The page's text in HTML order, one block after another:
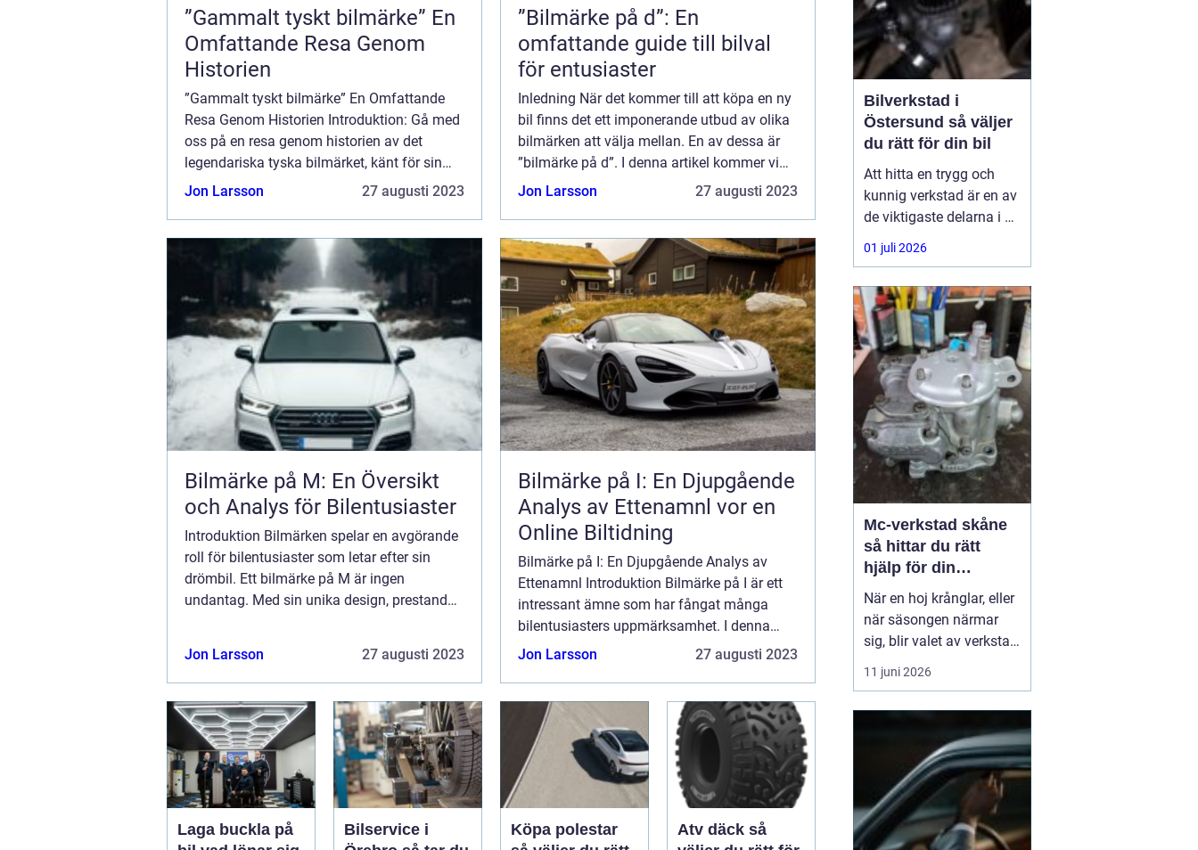
”Gammalt tyskt bilmärke” En
Omfattande Resa Genom
Historien
”Gammalt tyskt bilmärke” En Omfattande
Resa Genom Historien Introduktion: Gå med
oss på en resa genom historien av det
legendariska tyska bilmärket, känt för sin
långa tradition av innovation och utmärkt
Jon Larsson 27 augusti 2023
”Bilmärke på d”: En
omfattande guide till bilval
för entusiaster
Inledning När det kommer till att köpa en ny
bil finns det ett imponerande utbud av olika
bilmärken att välja mellan. En av dessa är
”bilmärke på d”. I denna artikel kommer vi
att ge dig en översikt över detta bilmärke,
Jon Larsson 27 augusti 2023
Bilmärke på M: En Översikt
och Analys för Bilentusiaster
Introduktion Bilmärken spelar en avgörande
roll för bilentusiaster som letar efter sin
drömbil. Ett bilmärke på M är ingen
undantag. Med sin unika design, prestanda
kommer...
Jon Larsson 27 augusti 2023
Bilmärke på I: En Djupgående
Analys av Ettenamnl vor en
Online Biltidning
Bilmärke på I: En Djupgående Analys av
Ettenamnl Introduktion Bilmärke på I är ett
intressant ämne som har fångat många
bilentusiasters uppmärksamhet. I denna
artikel kommer vi att ge en noggrann
Jon Larsson 27 augusti 2023
Laga buckla på
Bilservice i
Köpa polestar
Atv däck så
Bilverkstad i
Östersund så väljer
du rätt för din bil
Att hitta en trygg och
kunnig verkstad är en av
de viktigaste delarna i ett
problemfritt bilägande.
För många bilägare i
än ett transportmedel
den är en förutsättning
för jobb, fritid och
vardagsliv. Därför spelar
valet av
01 juli 2026
Mc-verkstad skåne
så hittar du rätt
hjälp för din
motorcykel
När en hoj krånglar, eller
när säsongen närmar
sig, blir valet av verkstad
snabbt avgörande. En
MC-verkstad Skåne
bra till geografiskt. Den
ska också ha kunskap,
rätt utrustning ...
11 juni 2026